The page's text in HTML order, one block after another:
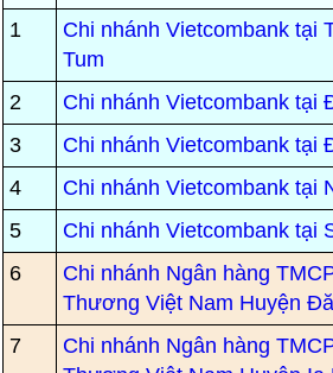
1
Chi nhánh Vietcombank tại
Tum
2 Chi nhánh Vietcombank tại
3
Chi nhánh Vietcombank tại
4
Chi nhánh Vietcombank tại
5
Chi nhánh Vietcombank tại
6
Chi nhánh Ngân hàng
Thương Việt Nam Huyện
7
Chi nhánh Ngân hàng